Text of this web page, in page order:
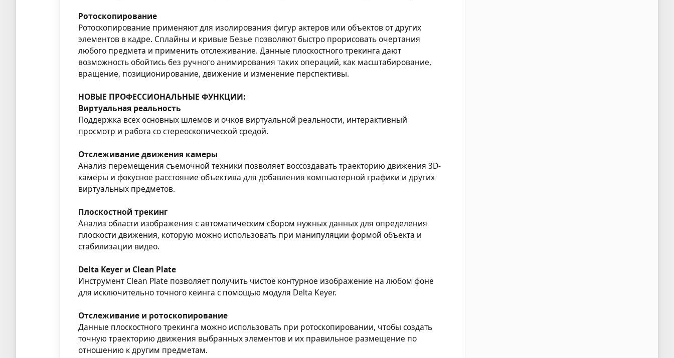
Ротоскопирование
Ротоскопирование применяют для изолирования фигур актеров или объектов от других
элементов в кадре. Сплайны и кривые Безье позволяют быстро прорисовать очертания
любого предмета и применить отслеживание. Данные плоскостного трекинга дают
возможность обойтись без ручного анимирования таких операций, как масштабирование,
вращение, позиционирование, движение и изменение перспективы.
НОВЫЕ ПРОФЕССИОНАЛЬНЫЕ ФУНКЦИИ:
Виртуальная реальность
Поддержка всех основных шлемов и очков виртуальной реальности, интерактивный
просмотр и работа со стереоскопической средой.
Отслеживание движения камеры
Анализ перемещения съемочной техники позволяет воссоздавать траекторию движения 3D-
камеры и фокусное расстояние объектива для добавления компьютерной графики и других
виртуальных предметов.
Плоскостной трекинг
Анализ области изображения с автоматическим сбором нужных данных для определения
плоскости движения, которую можно использовать при манипуляции формой объекта и
стабилизации видео.
Delta Keyer и Clean Plate
Инструмент Clean Plate позволяет получить чистое контурное изображение на любом фоне
для исключительно точного кеинга с помощью модуля Delta Keyer.
Отслеживание и ротоскопирование
Данные плоскостного трекинга можно использовать при ротоскопировании, чтобы создать
точную траекторию движения выбранных элементов и их правильное размещение по
отношению к другим предметам.